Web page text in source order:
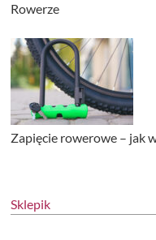
Rowerze
Zapięcie rowerowe – jak
Sklepik